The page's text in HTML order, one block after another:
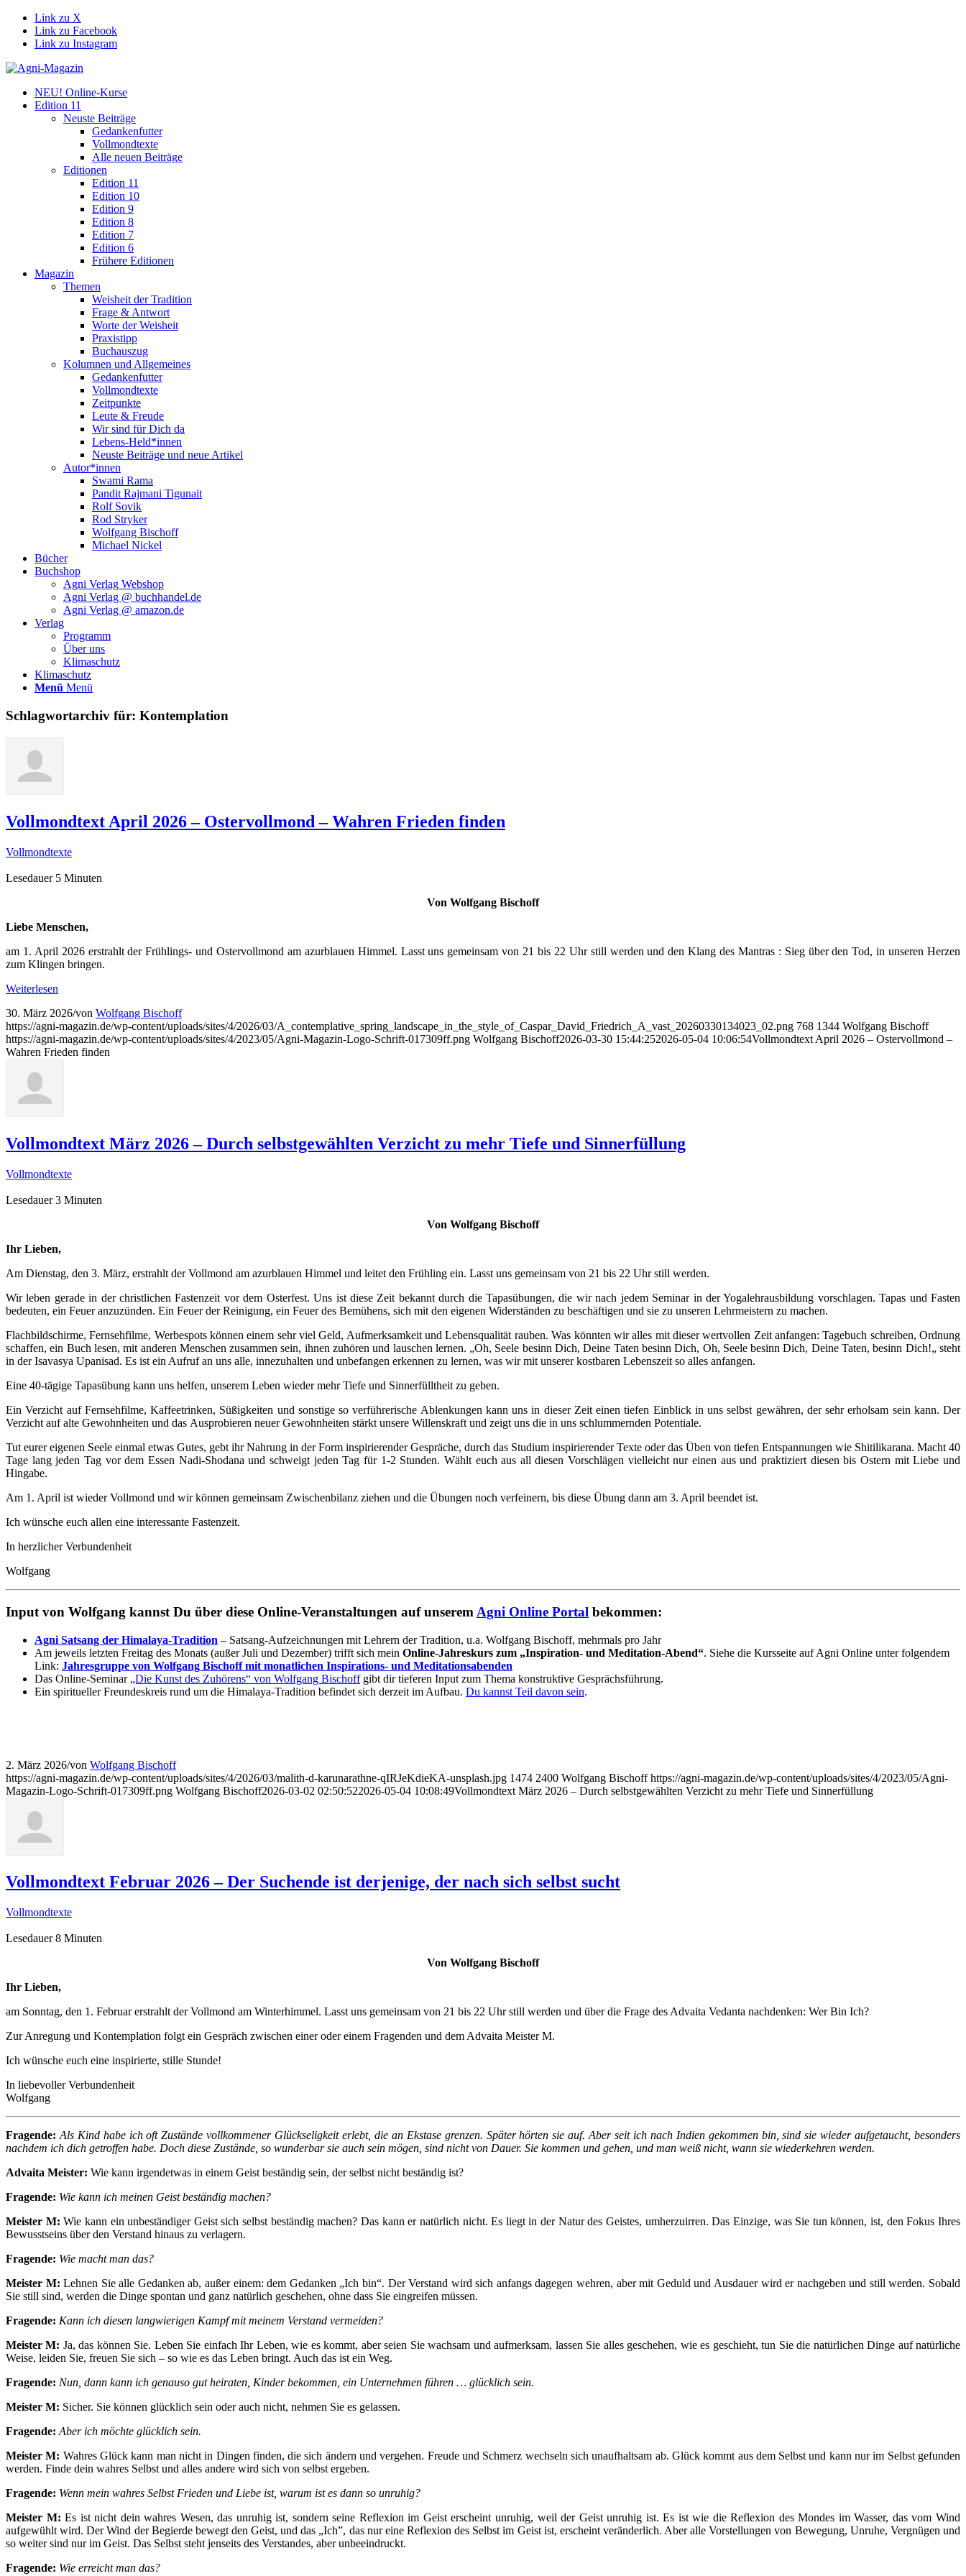
Link zu X
Link zu Facebook
Link zu Instagram
NEU! Online-Kurse
Edition 11
Neuste Beiträge
Gedankenfutter
Vollmondtexte
Alle neuen Beiträge
Editionen
Edition 11
Edition 10
Edition 9
Edition 8
Edition 7
Edition 6
Frühere Editionen
Magazin
Themen
Weisheit der Tradition
Frage & Antwort
Worte der Weisheit
Praxistipp
Buchauszug
Kolumnen und Allgemeines
Gedankenfutter
Vollmondtexte
Zeitpunkte
Leute & Freude
Wir sind für Dich da
Lebens-Held*innen
Neuste Beiträge und neue Artikel
Autor*innen
Swami Rama
Pandit Rajmani Tigunait
Rolf Sovik
Rod Stryker
Wolfgang Bischoff
Michael Nickel
Bücher
Buchshop
Agni Verlag Webshop
Agni Verlag @ buchhandel.de
Agni Verlag @ amazon.de
Verlag
Programm
Über uns
Klimaschutz
Klimaschutz
Menü Menü
Schlagwortarchiv für: Kontemplation
Vollmondtext April 2026 – Ostervollmond – Wahren Frieden finden
Vollmondtexte
Lesedauer 5 Minuten
Von Wolfgang Bischoff
Liebe Menschen,
am 1. April 2026 erstrahlt der Frühlings- und Ostervollmond am azurblauen Himmel. Lasst uns gemeinsam von 21 bis 22 Uhr still werden und den Klang des Mantras : Sieg über den Tod, in unseren Herzen
zum Klingen bringen.
Weiterlesen
30. März 2026/von Wolfgang Bischoff
https://agni-magazin.de/wp-content/uploads/sites/4/2026/03/A_contemplative_spring_landscape_in_the_style_of_Caspar_David_Friedrich_A_vast_20260330134023_02.png 768 1344 Wolfgang Bischoff
https://agni-magazin.de/wp-content/uploads/sites/4/2023/05/Agni-Magazin-Logo-Schrift-017309ff.png Wolfgang Bischoff2026-03-30 15:44:252026-05-04 10:06:54Vollmondtext April 2026 – Ostervollmond –
Wahren Frieden finden
Vollmondtext März 2026 – Durch selbstgewählten Verzicht zu mehr Tiefe und Sinnerfüllung
Vollmondtexte
Lesedauer 3 Minuten
Von Wolfgang Bischoff
Ihr Lieben,
Am Dienstag, den 3. März, erstrahlt der Vollmond am azurblauen Himmel und leitet den Frühling ein. Lasst uns gemeinsam von 21 bis 22 Uhr still werden.
Wir leben gerade in der christlichen Fastenzeit vor dem Osterfest. Uns ist diese Zeit bekannt durch die Tapasübungen, die wir nach jedem Seminar in der Yogalehrausbildung vorschlagen. Tapas und Fasten
bedeuten, ein Feuer anzuzünden. Ein Feuer der Reinigung, ein Feuer des Bemühens, sich mit den eigenen Widerständen zu beschäftigen und sie zu unseren Lehrmeistern zu machen.
Flachbildschirme, Fernsehfilme, Werbespots können einem sehr viel Geld, Aufmerksamkeit und Lebensqualität rauben. Was könnten wir alles mit dieser wertvollen Zeit anfangen: Tagebuch schreiben, Ordnung
schaffen, ein Buch lesen, mit anderen Menschen zusammen sein, ihnen zuhören und lauschen lernen. „Oh, Seele besinn Dich, Deine Taten besinn Dich, Oh, Seele besinn Dich, Deine Taten, besinn Dich!„ steht
in der Isavasya Upanisad. Es ist ein Aufruf an uns alle, innezuhalten und unbefangen erkennen zu lernen, was wir mit unserer kostbaren Lebenszeit so alles anfangen.
Eine 40-tägige Tapasübung kann uns helfen, unserem Leben wieder mehr Tiefe und Sinnerfülltheit zu geben.
Ein Verzicht auf Fernsehfilme, Kaffeetrinken, Süßigkeiten und sonstige so verführerische Ablenkungen kann uns in dieser Zeit einen tiefen Einblick in uns selbst gewähren, der sehr erholsam sein kann. Der
Verzicht auf alte Gewohnheiten und das Ausprobieren neuer Gewohnheiten stärkt unsere Willenskraft und zeigt uns die in uns schlummernden Potentiale.
Tut eurer eigenen Seele einmal etwas Gutes, gebt ihr Nahrung in der Form inspirierender Gespräche, durch das Studium inspirierender Texte oder das Üben von tiefen Entspannungen wie Shitilikarana. Macht 40
Tage lang jeden Tag vor dem Essen Nadi-Shodana und schweigt jeden Tag für 1-2 Stunden. Wählt euch aus all diesen Vorschlägen vielleicht nur einen aus und praktiziert diesen bis Ostern mit Liebe und
Hingabe.
Am 1. April ist wieder Vollmond und wir können gemeinsam Zwischenbilanz ziehen und die Übungen noch verfeinern, bis diese Übung dann am 3. April beendet ist.
Ich wünsche euch allen eine interessante Fastenzeit.
In herzlicher Verbundenheit
Wolfgang
Input von Wolfgang kannst Du über diese Online-Veranstaltungen auf unserem Agni Online Portal bekommen:
Agni Satsang der Himalaya-Tradition – Satsang-Aufzeichnungen mit Lehrern der Tradition, u.a. Wolfgang Bischoff, mehrmals pro Jahr
Am jeweils letzten Freitag des Monats (außer Juli und Dezember) trifft sich mein Online-Jahreskurs zum „Inspiration- und Meditation-Abend“. Siehe die Kursseite auf Agni Online unter folgendem
Link: Jahresgruppe von Wolfgang Bischoff mit monatlichen Inspirations- und Meditationsabenden
Das Online-Seminar „Die Kunst des Zuhörens“ von Wolfgang Bischoffgibt dir tieferen Input zum Thema konstruktive Gesprächsführung.
Ein spiritueller Freundeskreis rund um die Himalaya-Tradition befindet sich derzeit im Aufbau. Du kannst Teil davon sein.
2. März 2026/von Wolfgang Bischoff
https://agni-magazin.de/wp-content/uploads/sites/4/2026/03/malith-d-karunarathne-qIRJeKdieKA-unsplash.jpg 1474 2400 Wolfgang Bischoff https://agni-magazin.de/wp-content/uploads/sites/4/2023/05/Agni-
Magazin-Logo-Schrift-017309ff.png Wolfgang Bischoff2026-03-02 02:50:522026-05-04 10:08:49Vollmondtext März 2026 – Durch selbstgewählten Verzicht zu mehr Tiefe und Sinnerfüllung
Vollmondtext Februar 2026 – Der Suchende ist derjenige, der nach sich selbst sucht
Vollmondtexte
Lesedauer 8 Minuten
Von Wolfgang Bischoff
Ihr Lieben,
am Sonntag, den 1. Februar erstrahlt der Vollmond am Winterhimmel. Lasst uns gemeinsam von 21 bis 22 Uhr still werden und über die Frage des Advaita Vedanta nachdenken: Wer Bin Ich?
Zur Anregung und Kontemplation folgt ein Gespräch zwischen einer oder einem Fragenden und dem Advaita Meister M.
Ich wünsche euch eine inspirierte, stille Stunde!
In liebevoller Verbundenheit
Wolfgang
Fragende: Als Kind habe ich oft Zustände vollkommener Glückseligkeit erlebt, die an Ekstase grenzen. Später hörten sie auf. Aber seit ich nach Indien gekommen bin, sind sie wieder aufgetaucht, besonders
nachdem ich dich getroffen habe. Doch diese Zustände, so wunderbar sie auch sein mögen, sind nicht von Dauer. Sie kommen und gehen, und man weiß nicht, wann sie wiederkehren werden.
Advaita Meister: Wie kann irgendetwas in einem Geist beständig sein, der selbst nicht beständig ist?
Fragende: Wie kann ich meinen Geist beständig machen?
Meister M: Wie kann ein unbeständiger Geist sich selbst beständig machen? Das kann er natürlich nicht. Es liegt in der Natur des Geistes, umherzuirren. Das Einzige, was Sie tun können, ist, den Fokus Ihres
Bewusstseins über den Verstand hinaus zu verlagern.
Fragende: Wie macht man das?
Meister M: Lehnen Sie alle Gedanken ab, außer einem: dem Gedanken „Ich bin“. Der Verstand wird sich anfangs dagegen wehren, aber mit Geduld und Ausdauer wird er nachgeben und still werden. Sobald
Sie still sind, werden die Dinge spontan und ganz natürlich geschehen, ohne dass Sie eingreifen müssen.
Fragende: Kann ich diesen langwierigen Kampf mit meinem Verstand vermeiden?
Meister M: Ja, das können Sie. Leben Sie einfach Ihr Leben, wie es kommt, aber seien Sie wachsam und aufmerksam, lassen Sie alles geschehen, wie es geschieht, tun Sie die natürlichen Dinge auf natürliche
Weise, leiden Sie, freuen Sie sich – so wie es das Leben bringt. Auch das ist ein Weg.
Fragende: Nun, dann kann ich genauso gut heiraten, Kinder bekommen, ein Unternehmen führen … glücklich sein.
Meister M: Sicher. Sie können glücklich sein oder auch nicht, nehmen Sie es gelassen.
Fragende: Aber ich möchte glücklich sein.
Meister M: Wahres Glück kann man nicht in Dingen finden, die sich ändern und vergehen. Freude und Schmerz wechseln sich unaufhaltsam ab. Glück kommt aus dem Selbst und kann nur im Selbst gefunden
werden. Finde dein wahres Selbst und alles andere wird sich von selbst ergeben.
Fragende: Wenn mein wahres Selbst Frieden und Liebe ist, warum ist es dann so unruhig?
Meister M: Es ist nicht dein wahres Wesen, das unruhig ist, sondern seine Reflexion im Geist erscheint unruhig, weil der Geist unruhig ist. Es ist wie die Reflexion des Mondes im Wasser, das vom Wind
aufgewühlt wird. Der Wind der Begierde bewegt den Geist, und das „Ich”, das nur eine Reflexion des Selbst im Geist ist, erscheint veränderlich. Aber alle Vorstellungen von Bewegung, Unruhe, Vergnügen und
so weiter sind nur im Geist. Das Selbst steht jenseits des Verstandes, aber unbeeindruckt.
Fragende: Wie erreicht man das?